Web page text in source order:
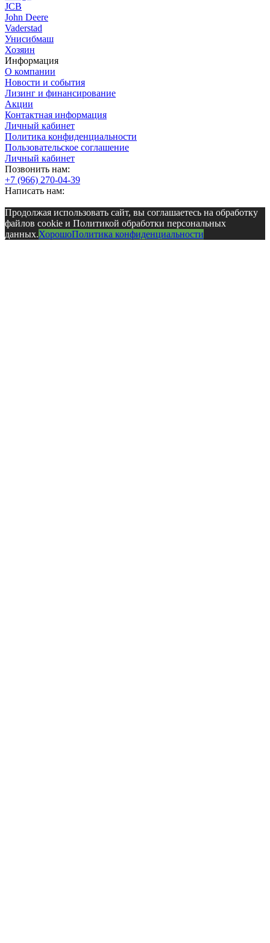
JCB
John Deere
Vaderstad
Унисибмаш
Хозяин
Информация
О компании
Новости и события
Лизинг и финансирование
Акции
Контактная информация
Личный кабинет
Политика конфиденциальности
Пользовательское соглашение
Личный кабинет
Позвонить нам:
+7 (966) 270-04-39
Написать нам:
Продолжая использовать сайт, вы соглашаетесь на обработку
файлов cookie и Политикой обработки персональных
данных.ХорошоПолитика конфиденциальности